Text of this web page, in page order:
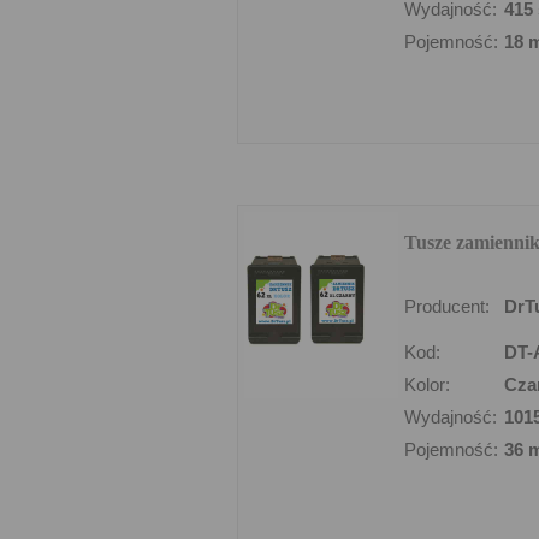
Wydajność: 415
Pojemność: 18
Tusze
Producent:
Kod:
DT-
Kolor:
Wydajność:
Pojemność: 36